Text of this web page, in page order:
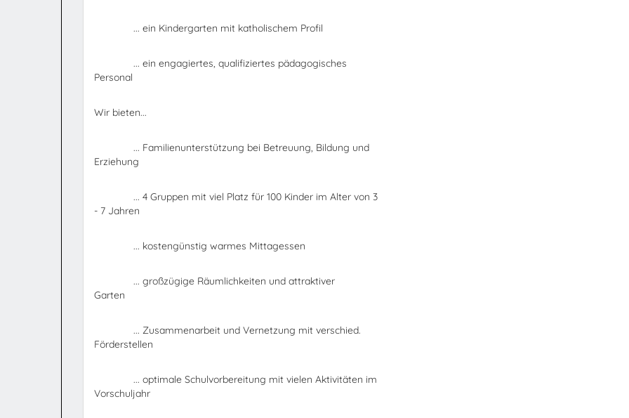
... ein Kindergarten mit katholischem Profil
... ein engagiertes, qualifiziertes pädagogisches
Personal
Wir bieten...
... Familienunterstützung bei Betreuung, Bildung und
Erziehung
... 4 Gruppen mit viel Platz für 100 Kinder im Alter von 3
- 7 Jahren
... kostengünstig warmes Mittagessen
... großzügige Räumlichkeiten und attraktiver
Garten
... Zusammenarbeit und Vernetzung mit verschied.
Förderstellen
... optimale Schulvorbereitung mit vielen Aktivitäten im
Vorschuljahr